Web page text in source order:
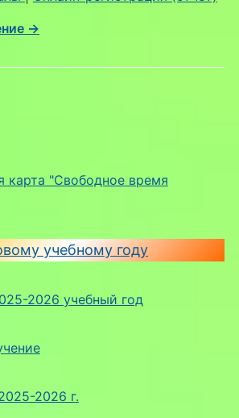
карта "Свободное время
учебному году
2026 учебный год
2026 г.
→